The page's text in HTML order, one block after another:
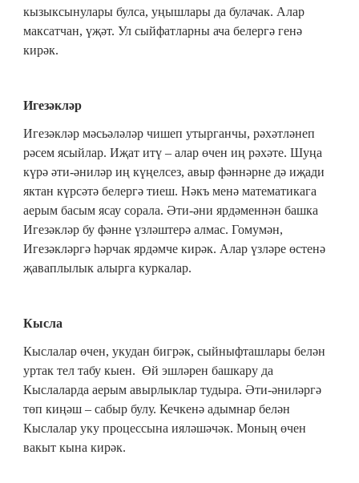
кызыксынулары булса, уңышлары да булачак. Алар
максатчан, үҗәт. Ул сыйфатларны ача белергә генә
кирәк.
Игезәкләр
Игезәкләр мәсьәләләр чишеп утырганчы, рәхәтләнеп
рәсем ясыйлар. Иҗат итү – алар өчен иң рәхәте. Шуңа
күрә әти-әниләр иң күңелсез, авыр фәннәрне дә иҗади
яктан күрсәтә белергә тиеш. Нәкъ менә математикага
аерым басым ясау сорала. Әти-әни ярдәменнән башка
Игезәкләр бу фәнне үзләштерә алмас. Гомумән,
Игезәкләргә һәрчак ярдәмче кирәк. Алар үзләре өстенә
җаваплылык алырга куркалар.
Кысла
Кыслалар өчен, укудан бигрәк, сыйныфташлары белән
уртак тел табу кыен. Өй эшләрен башкару да
Кыслаларда аерым авырлыклар тудыра. Әти-әниләргә
төп киңәш – сабыр булу. Кечкенә адымнар белән
Кыслалар уку процессына ияләшәчәк. Моның өчен
вакыт кына кирәк.